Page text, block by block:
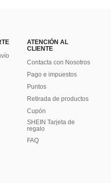
ATENCIÓN AL
CLIENTE
Contacta con Nosotros
Pago e impuestos
Puntos
Retirada de productos
Cupón
SHEIN Tarjeta de
regalo
FAQ